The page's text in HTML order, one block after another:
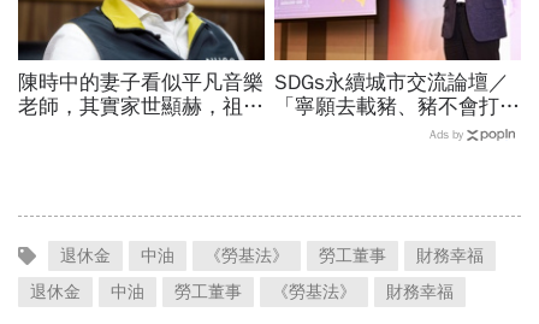
陳時中的妻子看似平凡音樂
老師，其實家世顯赫，祖父
SDGs永續城市交流論壇／
「寧願去載豬、豬不會打
1999」翻轉客運司機荒！
Ads by
退休金 中油 《勞基法》 勞工董事
財務幸福
退休金
中油 勞工董事 《勞基法》 財務幸福